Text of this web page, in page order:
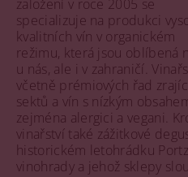
založení v roce 2005 se
specializuje na produkci
kvalitních vín v organickém
režimu, která jsou oblíbená
u nás, ale i v zahraničí.
včetně prémiových řad
sektů a vín s nízkým
zejména alergici a vegani.
vinařství také zážitkové
historickém letohrádku
vinohrady a jehož sklepy